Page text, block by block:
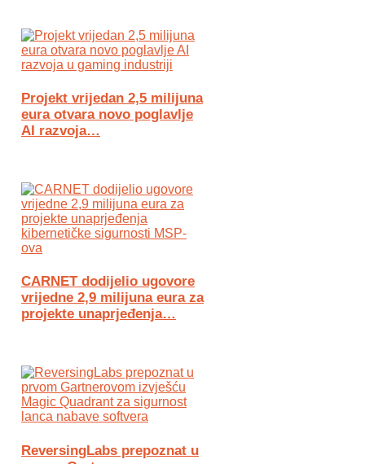
Projekt vrijedan 2,5 milijuna
eura otvara novo poglavlje
AI razvoja…
CARNET dodijelio ugovore
vrijedne 2,9 milijuna eura za
projekte unaprjeđenja…
ReversingLabs prepoznat u